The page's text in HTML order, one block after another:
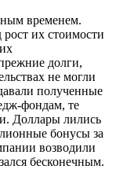
временем.
их стоимости
долги,
не могли
полученные
фондам, те
Доллары лились
бонусы за
возводили
бесконечным.